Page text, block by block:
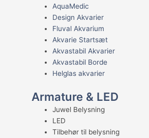
AquaMedic
Design Akvarier
Fluval Akvarium
Akvarie Startsæt
Akvastabil Akvarier
Akvastabil Borde
Helglas akvarier
Armature & LED
Juwel Belysning
LED
Tilbehør til belysning